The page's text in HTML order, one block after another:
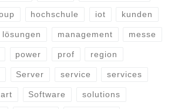
hochschule iot kunden
lösungen management messe
power prof region
Server service services
Software solutions